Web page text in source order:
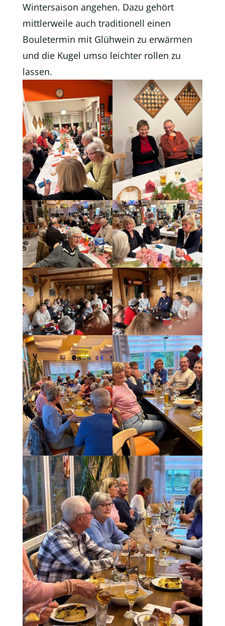
Wintersaison angehen. Dazu gehört
mittlerweile auch traditionell einen
Bouletermin mit Glühwein zu erwärmen
und die Kugel umso leichter rollen zu
lassen.